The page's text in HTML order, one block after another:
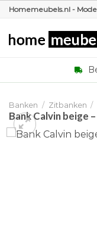
Ga
inhoud
Homemeubels.nl -
Banken / Zitbanken /
Bank Calvin beige